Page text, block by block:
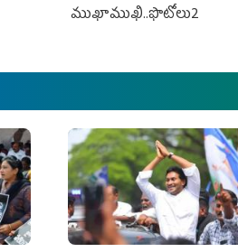
ముఖాముఖి..ఫొటోలు2